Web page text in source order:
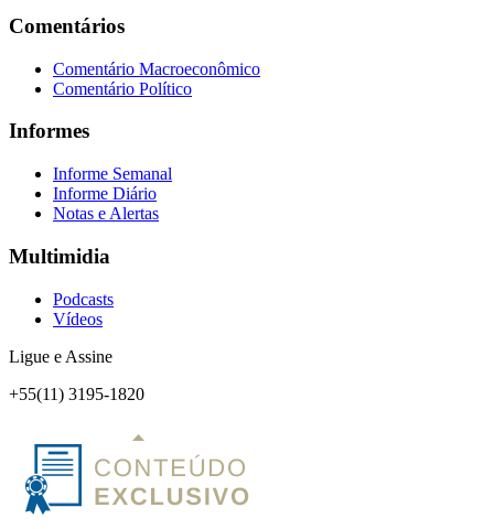
Comentários
Comentário Macroeconômico
Comentário Político
Informes
Informe Semanal
Informe Diário
Notas e Alertas
Multimidia
Podcasts
Vídeos
Ligue e Assine
+55(11) 3195-1820